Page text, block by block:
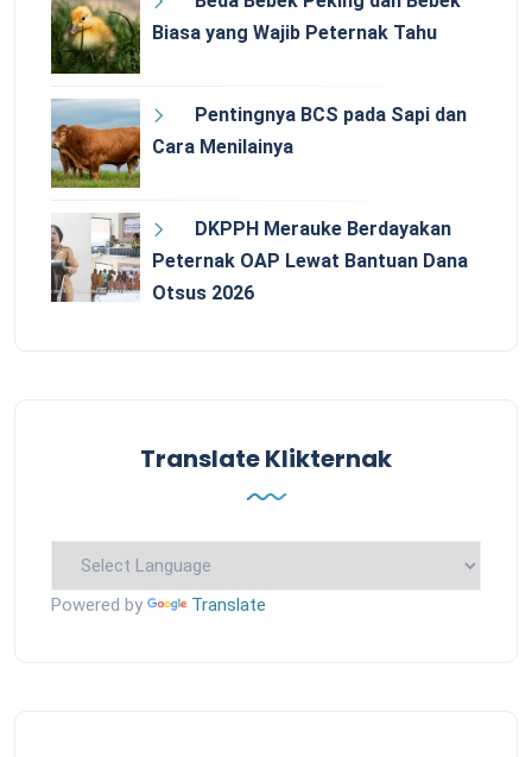
Biasa yang Wajib Peternak Tahu
Pentingnya BCS pada Sapi dan
Cara Menilainya
DKPPH Merauke Berdayakan
Peternak OAP Lewat Bantuan Dana
Otsus 2026
Translate Klikternak
Powered by Translate